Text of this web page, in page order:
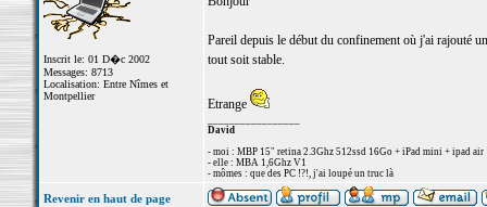
Inscrit le: 01 D�c 2002
Messages: 8713
Localisation: Entre Nîmes et
Montpellier
Pareil depuis le début du confinement où j'ai rajouté
tout soit stable.
Etrange
David
- moi : MBP 15" retina 2.3Ghz 512ssd 16Go + iPad mini + ipad air
- elle : MBA 1,6Ghz V1
- mômes : que des PC !?!, j'ai loupé un truc là
Revenir en haut de page